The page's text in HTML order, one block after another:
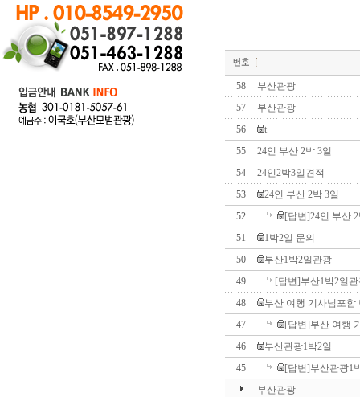
58
부산관광
57
부산관광
56
t
55
24인 부산 2박 3일
54
24인2박3일견적
53
24인 부산 2박 3일
52
[답변]24인 부산
51
1박2일 문의
50
부산1박2일관광
49
[답변]부산1박2일
48
부산 여행 기사님포함
47
[답변]부산 여행
46
부산관광1박2일
45
[답변]부산관광1
부산관광